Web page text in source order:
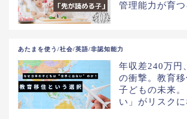
管理能力が育
あたまを使う/社会/英語/非認知能力
年収差240万円
の衝撃。教育移
子どもの未来
い」がリスクに